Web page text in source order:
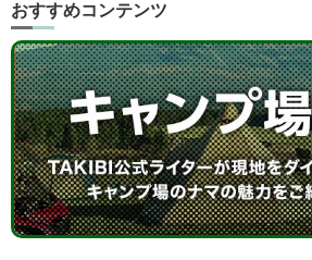
おすすめコンテンツ